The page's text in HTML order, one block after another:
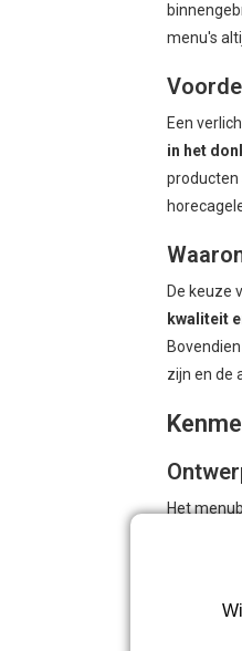
menu's
Een
in het
producten
De keuze
kwaliteit
zijn en de
Het
zwarte
het